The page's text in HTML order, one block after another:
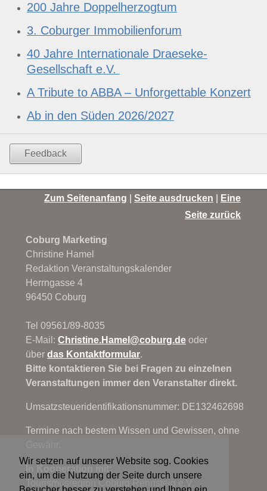
Wir setzen auf unserer Website sog. Cookies
ein, um die Nutzung der Seite durch unsere
200 Jahre Doppelherzogtum
3. Coburger Immobilienforum
40 Jahre Internationale Draeseke-
Gesellschaft e.V.
A Tribute to ABBA – Unforgettable Konzert
Ab in den Süden 2026/2027
Feedback
Zum Seitenanfang |Seite ausdrucken
Eine
Seite zurück
Coburg Marketing
Christine Hamel
Redaktion Veranstaltungskalender
Herrngasse 4
96450 Coburg
Tel 09561/89-8035
E-Mail:Christine.Hamel@coburg.de oder
überdas Kontaktformular.
Bitte kontaktieren Sie bei Fragen zu einzelnen
Veranstaltungen immer den Veranstalter direkt.
Umsatzsteueridentifikationsnummer: DE132462698
Termine nach bestem Wissen und Gewissen, ohne
Tourismusregion Coburg.Rennsteig e.V.